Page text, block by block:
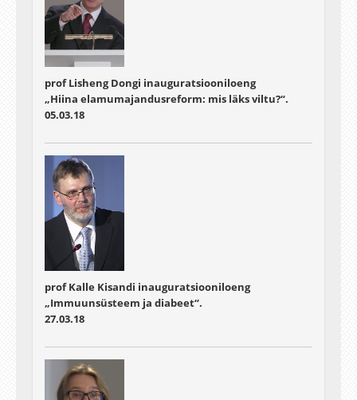
prof Lisheng Dongi inauguratsiooniloeng
„Hiina elamumajandusreform: mis läks viltu?“.
05.03.18
prof Kalle Kisandi inauguratsiooniloeng
„Immuunsüsteem ja diabeet“.
27.03.18